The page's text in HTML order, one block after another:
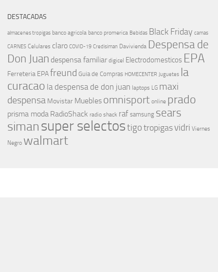
DESTACADAS
almacenes tropigas banco agricola banco promerica Bebidas Black Friday camas
CARNES Celulares claro COVID-19 Credisiman Davivienda Despensa de
Don Juan despensa familiar digicel Electrodomesticos EPA
Ferreteria EPAfreund Guia de Compras HOMECENTER Juguetes la
curacao la despensa de don juan laptops LG maxi
despensa Movistar Muebles omnisport online prado
prisma moda RadioShack radio shack raf samsung sears
simansuper selectostigotropigasvidri Viernes
Negro walmart